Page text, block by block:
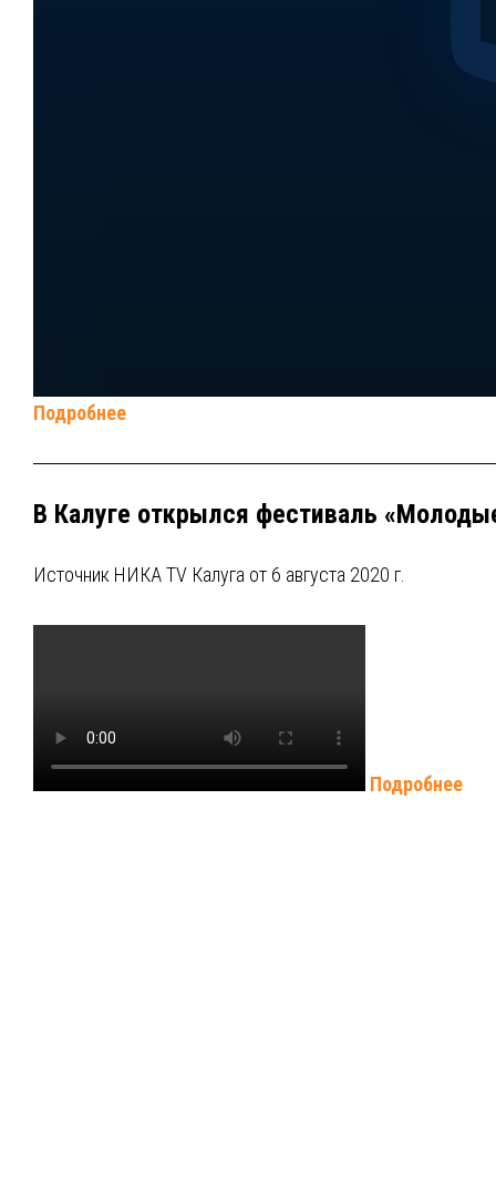
Подробнее
В Калуге открылся фестиваль
Источник НИКА TV Калуга от 6 августа 2020 г.
Подробнее